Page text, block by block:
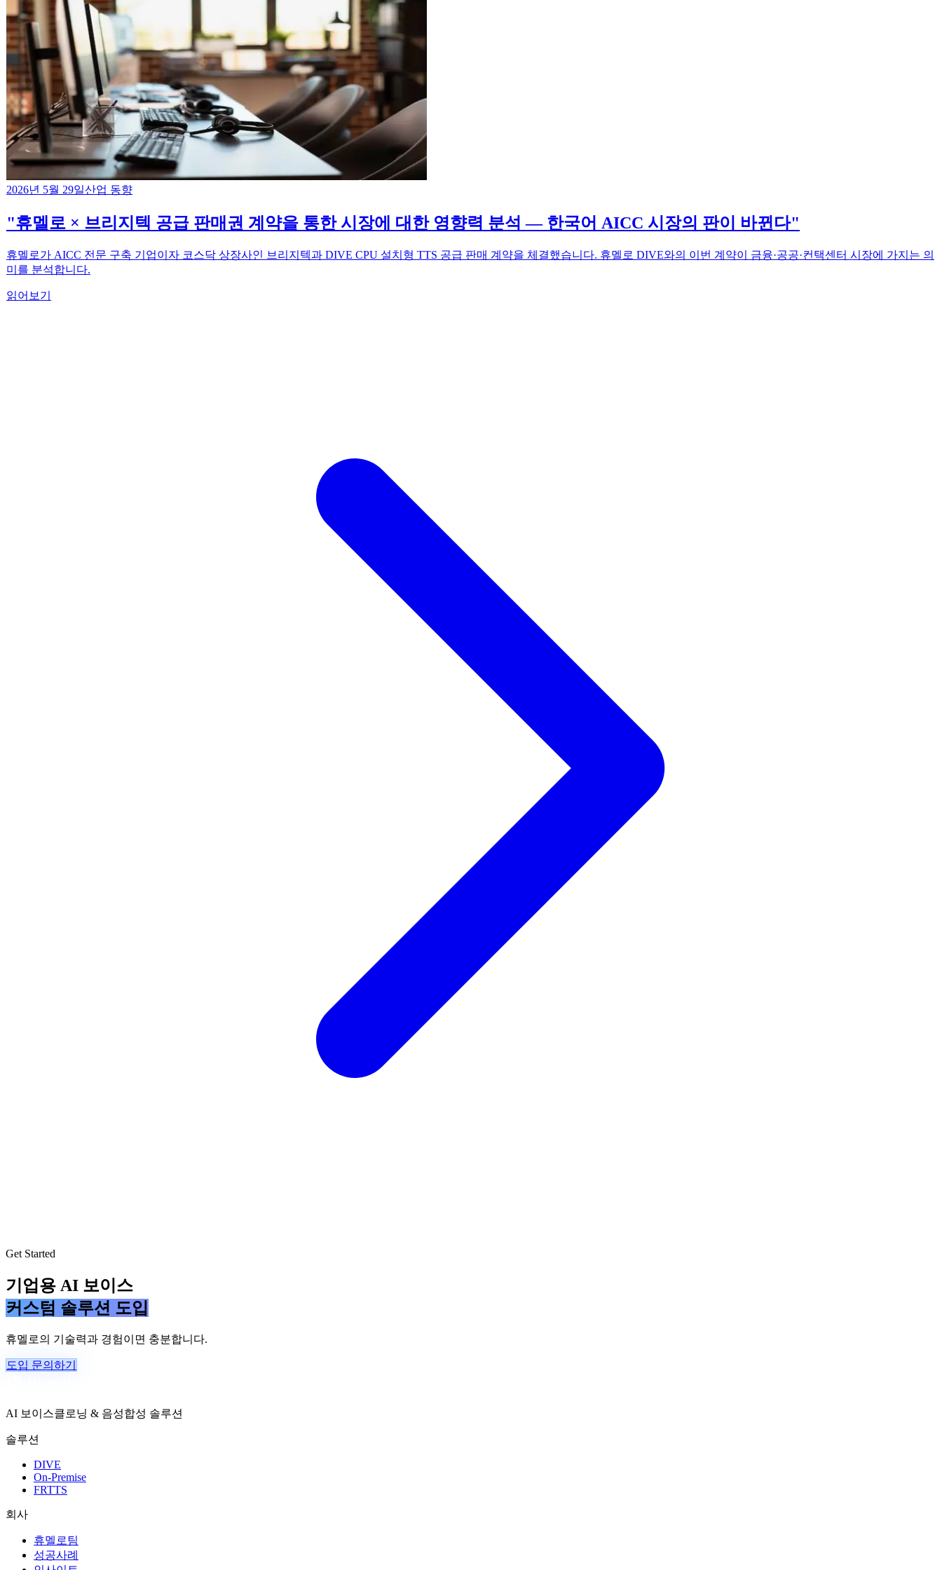
2026년 5월 29일산업 동향
"휴멜로 × 브리지텍 공급 판매권 계약을 통한 시장에 대한 영향력 분석 — 한국어 AICC 시장의 판이 바뀐다"
휴멜로가 AICC 전문 구축 기업이자 코스닥 상장사인 브리지텍과 DIVE CPU 설치형 TTS 공급 판매 계약을 체결했습니다. 휴멜로 DIVE와의 이번 계약이 금융·공공·컨택센터 시장에 가지는 의
미를 분석합니다.
읽어보기
Get Started
기업용 AI 보이스
커스텀 솔루션 도입
휴멜로의 기술력과 경험이면 충분합니다.
도입 문의하기
AI 보이스클로닝 & 음성합성 솔루션
솔루션
DIVE
On-Premise
FRTTS
회사
휴멜로팀
성공사례